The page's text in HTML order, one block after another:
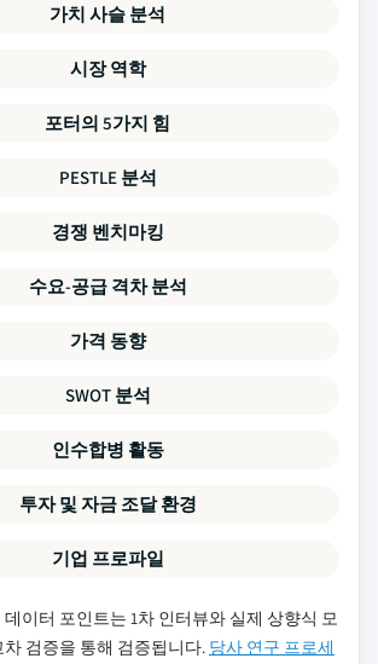
가치 사슬 분석
시장 역학
포터의 5가지 힘
PESTLE 분석
경쟁 벤치마킹
수요-공급 격차 분석
가격 동향
SWOT 분석
인수합병 활동
투자 및 자금 조달 환경
기업 프로파일
이터 포인트는 1차 인터뷰와 실제 상향식 모
검증을 통해 검증됩니다. 당사 연구 프로세